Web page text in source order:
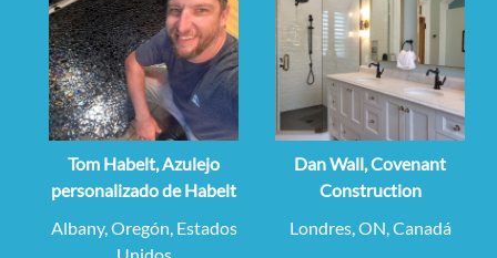
Tom Habelt, Azulejo
personalizado de Habelt
Albany, Oregón, Estados
Dan Wall, Covenant
Construction
Londres, ON, Canadá